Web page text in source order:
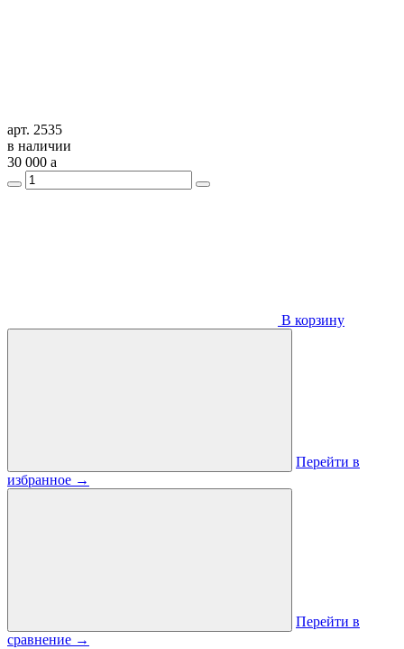
арт. 2535
в наличии
30 000 a
В корзину
Перейти в
избранное →
Перейти в
сравнение →